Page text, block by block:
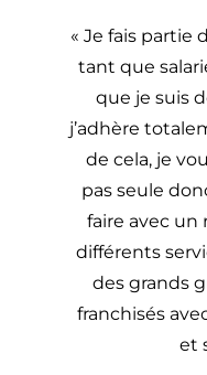
« Je fais partie
tant que
que je suis
j’adhère
de cela, je
pas seule
faire avec un
différents
des grands
franchisés
et